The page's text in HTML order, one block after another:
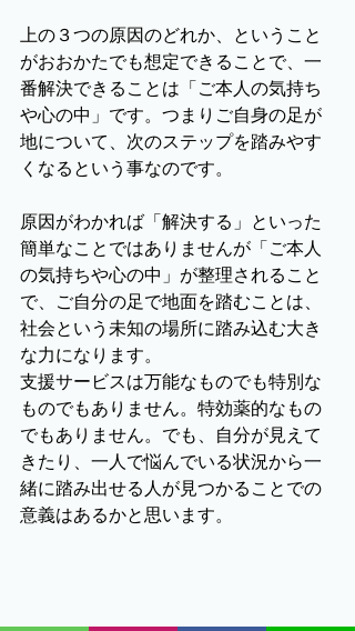
上の３つの原因のどれか、ということ
がおおかたでも想定できることで、一
番解決できることは「ご本人の気持ち
や心の中」です。つまりご自身の足が
地について、次のステップを踏みやす
くなるという事なのです。
原因がわかれば「解決する」といった
簡単なことではありませんが「ご本人
の気持ちや心の中」が整理されること
で、ご自分の足で地面を踏むことは、
社会という未知の場所に踏み込む大き
な力になります。
支援サービスは万能なものでも特別な
ものでもありません。特効薬的なもの
でもありません。でも、自分が見えて
きたり、一人で悩んでいる状況から一
緒に踏み出せる人が見つかることでの
意義はあるかと思います。